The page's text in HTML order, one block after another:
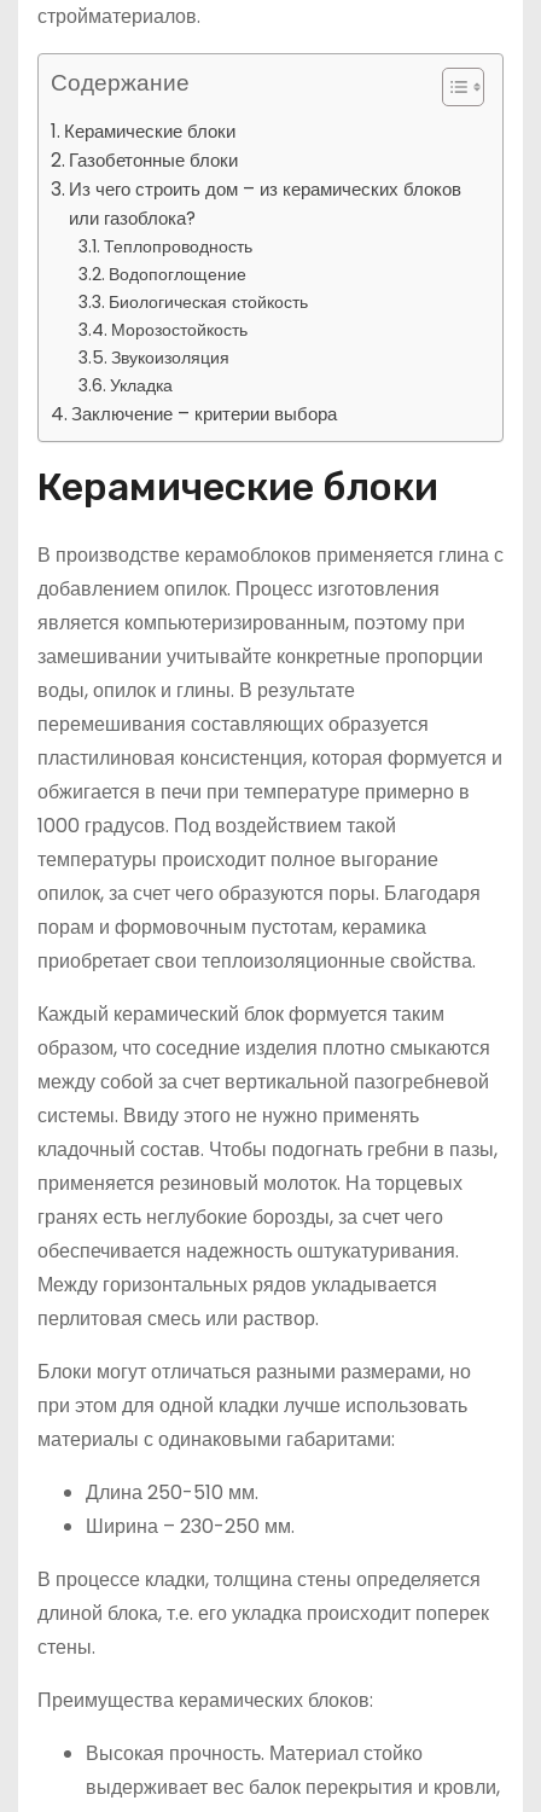
стройматериалов.
Содержание
Керамические блоки
Газобетонные блоки
Из чего строить дом – из керамических блоков
или газоблока?
Теплопроводность
Водопоглощение
Биологическая стойкость
Морозостойкость
Звукоизоляция
Укладка
Заключение – критерии выбора
Керамические блоки
В производстве керамоблоков применяется глина с
добавлением опилок. Процесс изготовления
является компьютеризированным, поэтому при
замешивании учитывайте конкретные пропорции
воды, опилок и глины. В результате
перемешивания составляющих образуется
пластилиновая консистенция, которая формуется и
обжигается в печи при температуре примерно в
1000 градусов. Под воздействием такой
температуры происходит полное выгорание
опилок, за счет чего образуются поры. Благодаря
порам и формовочным пустотам, керамика
приобретает свои теплоизоляционные свойства.
Каждый керамический блок формуется таким
образом, что соседние изделия плотно смыкаются
между собой за счет вертикальной пазогребневой
системы. Ввиду этого не нужно применять
кладочный состав. Чтобы подогнать гребни в пазы,
применяется резиновый молоток. На торцевых
гранях есть неглубокие борозды, за счет чего
обеспечивается надежность оштукатуривания.
Между горизонтальных рядов укладывается
перлитовая смесь или раствор.
Блоки могут отличаться разными размерами, но
при этом для одной кладки лучше использовать
материалы с одинаковыми габаритами:
Длина 250-510 мм.
Ширина – 230-250 мм.
В процессе кладки, толщина стены определяется
длиной блока, т.е. его укладка происходит поперек
стены.
Преимущества керамических блоков:
Высокая прочность. Материал стойко
выдерживает вес балок перекрытия и кровли,